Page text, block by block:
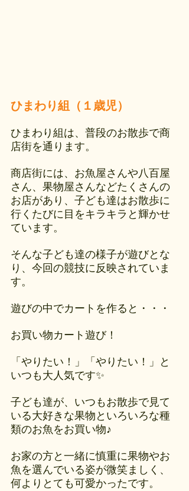
ひまわり組（１歳児）
ひまわり組は、普段のお散歩で商
店街を通ります。
商店街には、お魚屋さんや八百屋
さん、果物屋さんなどたくさんの
お店があり、子ども達はお散歩に
行くたびに目をキラキラと輝かせ
ています。
そんな子ども達の様子が遊びとな
り、今回の競技に反映されていま
す。
遊びの中でカートを作ると・・・
お買い物カート遊び！
「やりたい！」「やりたい！」と
いつも大人気です✨
子ども達が、いつもお散歩で見て
いる大好きな果物といろいろな種
類のお魚をお買い物♪
お家の方と一緒に慎重に果物やお
魚を選んでいる姿が微笑ましく、
何よりとても可愛かったです。